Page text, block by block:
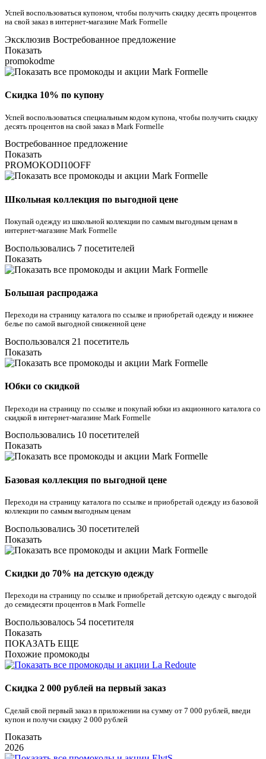
Успей воспользоваться купоном, чтобы получить скидку десять процентов
на свой заказ в интернет-магазине Mark Formelle
Эксклюзив Востребованное предложение
Показать
promokodme
Скидка 10% по купону
Успей воспользоваться специальным кодом купона, чтобы получить скидку
десять процентов на свой заказ в Mark Formelle
Востребованное предложение
Показать
PROMOKODI10OFF
Школьная коллекция по выгодной цене
Покупай одежду из школьной коллекции по самым выгодным ценам в
интернет-магазине Mark Formelle
Воспользовались 7 посетителей
Показать
Большая распродажа
Переходи на страницу каталога по ссылке и приобретай одежду и нижнее
белье по самой выгодной сниженной цене
Воспользовался 21 посетитель
Показать
Юбки со скидкой
Переходи на страницу по ссылке и покупай юбки из акционного каталога со
скидкой в интернет-магазине Mark Formelle
Воспользовались 10 посетителей
Показать
Базовая коллекция по выгодной цене
Переходи на страницу каталога по ссылке и приобретай одежду из базовой
коллекции по самым выгодным ценам
Воспользовались 30 посетителей
Показать
Скидки до 70% на детскую одежду
Переходи на страницу по ссылке и приобретай детскую одежду с выгодой
до семидесяти процентов в Mark Formelle
Воспользовалось 54 посетителя
Показать
ПОКАЗАТЬ ЕЩЕ
Похожие промокоды
Скидка 2 000 рублей на первый заказ
Сделай свой первый заказ в приложении на сумму от 7 000 рублей, введи
купон и получи скидку 2 000 рублей
Показать
2026